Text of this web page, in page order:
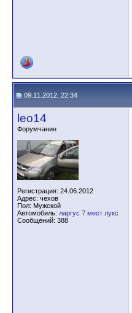
09.11.2012, 22:34
leo14
Форумчанин
Регистрация: 24.06.2012
Адрес: чехов
Пол: Мужской
Автомобиль: ларгус 7 мест лукс
Сообщений: 388